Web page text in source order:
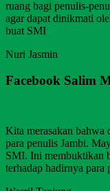
ruang bagi penulis-
agar dapat dinikmati
buat SMI
Nuri Jasmin
Facebook Salim
Kita merasakan bahwa
para penulis Jambi.
SMI. Ini membuktikan
terhadap hadirnya para